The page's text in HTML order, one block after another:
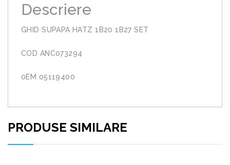
Descriere
GHID SUPAPA HATZ 1B20 1B27 SET
COD ANC073294
0EM 05119400
PRODUSE SIMILARE